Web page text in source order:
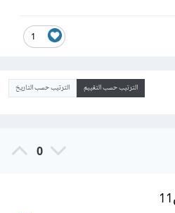
1
الترتيب حسب التقييم الترتيب حسب التاريخ
0